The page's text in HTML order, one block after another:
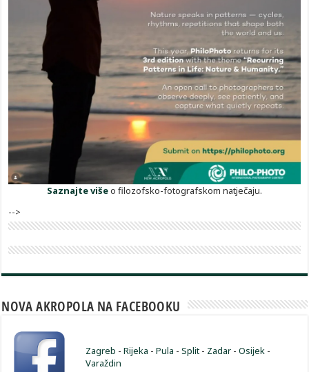
Saznajte višeo filozofsko-fotografskom natječaju.
-->
NOVA AKROPOLA NA FACEBOOKU
Zagreb -Rijeka -Pula -Split - Zadar -Osijek -
Varaždin